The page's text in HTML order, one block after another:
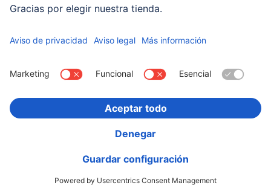
Hama Cable USB-C para iPhone / iPad con